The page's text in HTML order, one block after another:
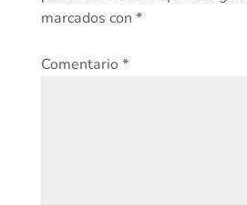
marcados con *
Comentario*